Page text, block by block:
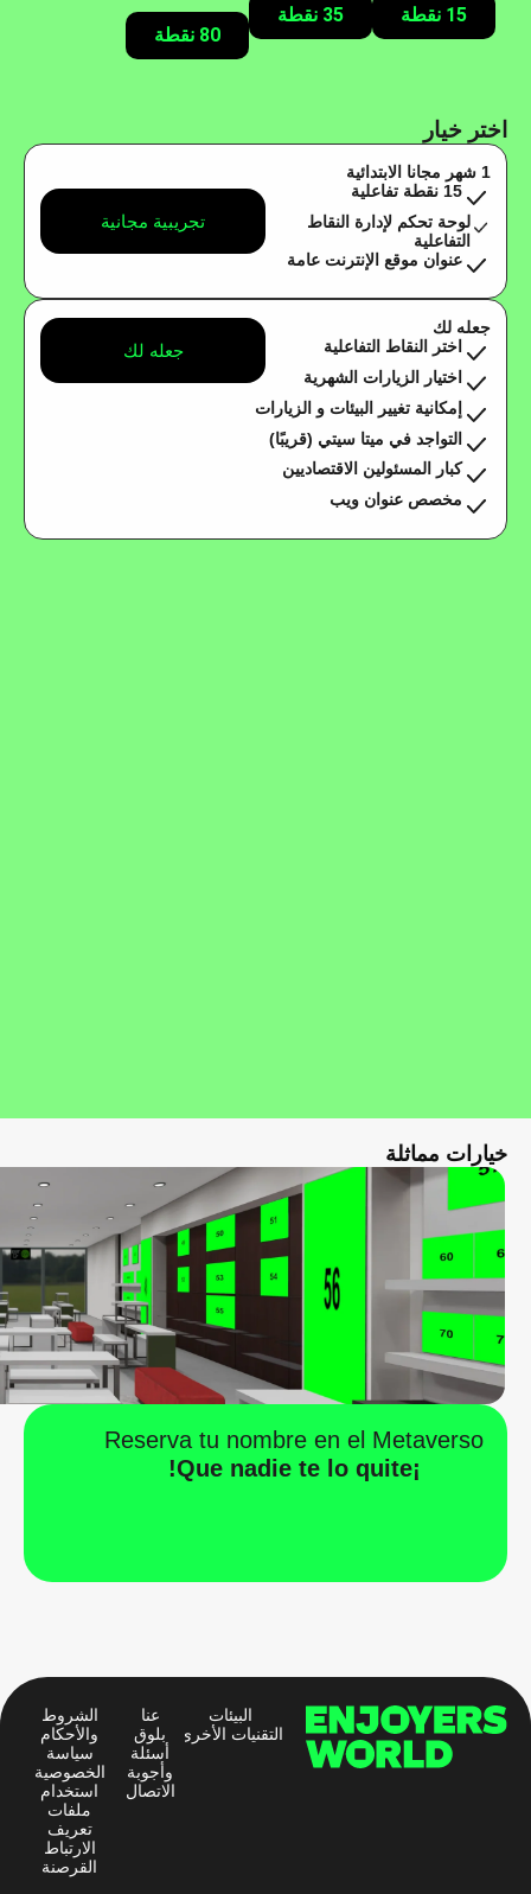
15 نقطة
35 نقطة
80 نقطة
اختر خيار
1 شهر مجانا الابتدائية
15 نقطة تفاعلية
لوحة تحكم لإدارة النقاط
التفاعلية
عنوان موقع الإنترنت عامة
تجريبية مجانية
جعله لك
اختر النقاط التفاعلية
اختيار الزيارات الشهرية
إمكانية تغيير البيئات و الزيارات
التواجد في ميتا سيتي (قريبًا)
كبار المسئولين الاقتصاديين
مخصص عنوان ويب
جعله لك
خيارات مماثلة
Reserva tu nombre en el Metaverso
¡Que nadie te lo quite!
البيئات
التقنيات الأخرى
عنا
بلوق
أسئلة
وأجوبة
الاتصال
الشروط
والأحكام
سياسة
الخصوصية
استخدام
ملفات
تعريف
الارتباط
القرصنة